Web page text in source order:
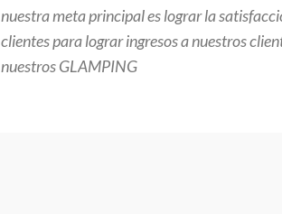
nuestra meta principal es lograr la
clientes para lograr ingresos a nuestros
nuestros GLAMPING